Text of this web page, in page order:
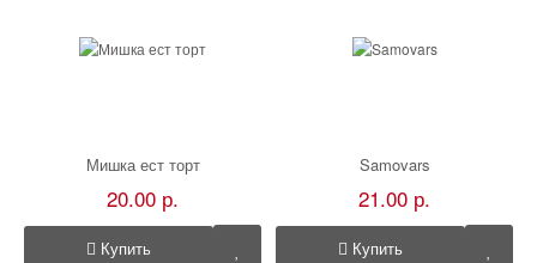
Мишка ест торт
20.00 р.
Купить
Samovars
21.00 р.
Купить